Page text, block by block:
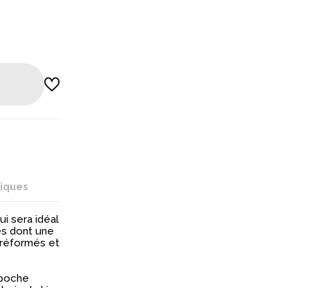
sera idéal
dont une
et